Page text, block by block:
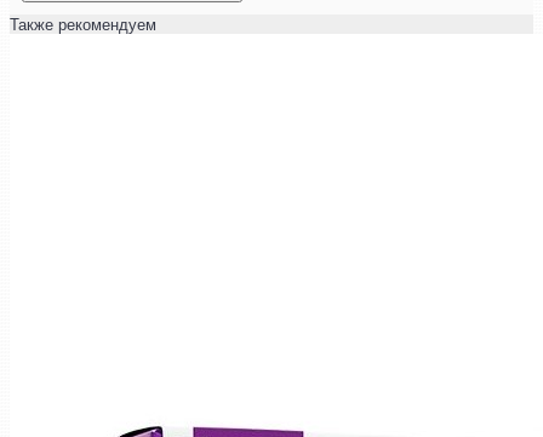
Также рекомендуем